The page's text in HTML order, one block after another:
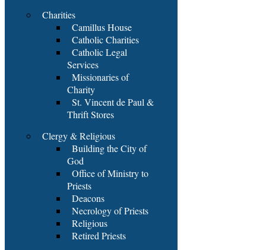
Charities
Camillus House
Catholic Charities
Catholic Legal
Services
Missionaries of
Charity
St. Vincent de Paul &
Thrift Stores
Clergy & Religious
Building the City of
God
Office of Ministry to
Priests
Deacons
Necrology of Priests
Religious
Retired Priests